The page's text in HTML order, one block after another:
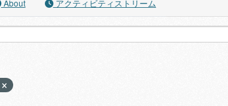
About アクティビティストリーム